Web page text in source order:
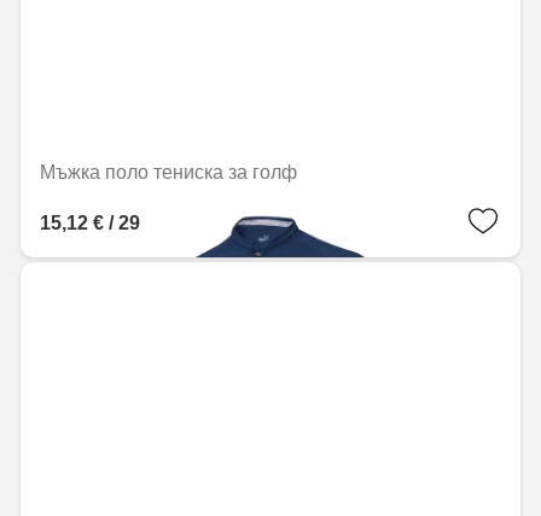
Мъжка поло тениска за голф
15,12 € / 29,57 лв.